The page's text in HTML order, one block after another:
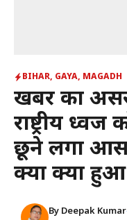
BIHAR, GAYA, MAGADH
खबर का
राष्ट्रीय
छूने लगा
क्या क्या
By Deepak Kumar